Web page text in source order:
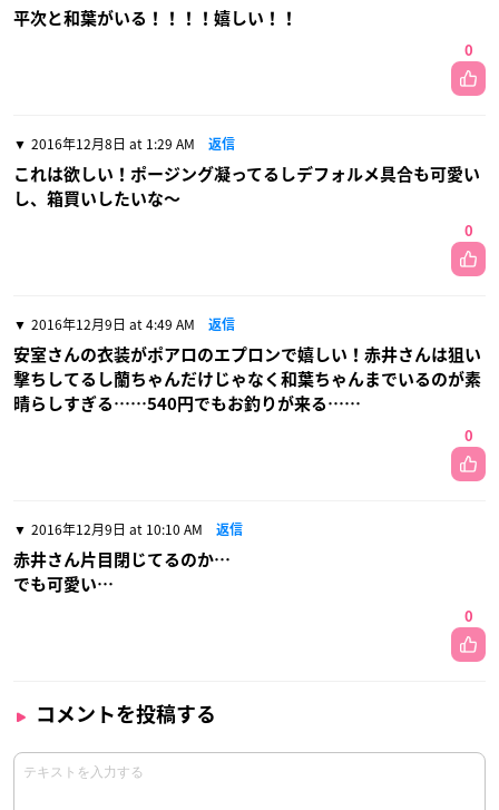
平次と和葉がいる！！！！嬉しい！！
0
2016年12月8日 at 1:29 AM 返信
これは欲しい！ポージング凝ってるしデフォルメ具合も可愛い
し、箱買いしたいな〜
0
2016年12月9日 at 4:49 AM 返信
安室さんの衣装がポアロのエプロンで嬉しい！赤井さんは狙い
撃ちしてるし蘭ちゃんだけじゃなく和葉ちゃんまでいるのが素
晴らしすぎる……540円でもお釣りが来る……
0
2016年12月9日 at 10:10 AM 返信
赤井さん片目閉じてるのか…
でも可愛い…
0
コメントを投稿する